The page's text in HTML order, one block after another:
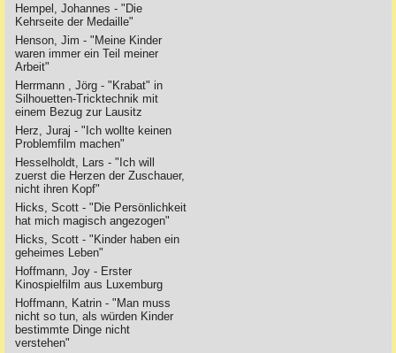
Hempel, Johannes - "Die
Kehrseite der Medaille"
Henson, Jim - "Meine Kinder
waren immer ein Teil meiner
Arbeit"
Herrmann , Jörg - "Krabat" in
Silhouetten-Tricktechnik mit
einem Bezug zur Lausitz
Herz, Juraj - "Ich wollte keinen
Problemfilm machen"
Hesselholdt, Lars - "Ich will
zuerst die Herzen der Zuschauer,
nicht ihren Kopf"
Hicks, Scott - "Die Persönlichkeit
hat mich magisch angezogen"
Hicks, Scott - "Kinder haben ein
geheimes Leben"
Hoffmann, Joy - Erster
Kinospielfilm aus Luxemburg
Hoffmann, Katrin - "Man muss
nicht so tun, als würden Kinder
bestimmte Dinge nicht
verstehen"